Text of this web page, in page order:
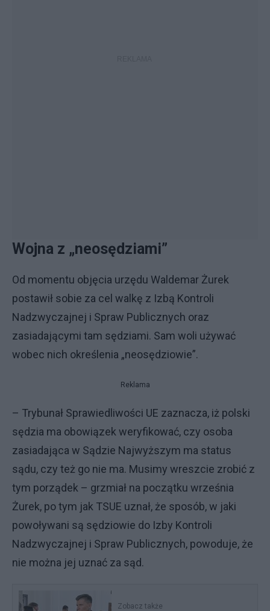
Wojna z „neosędziami”
Od momentu objęcia urzędu Waldemar Żurek
postawił sobie za cel walkę z Izbą Kontroli
Nadzwyczajnej i Spraw Publicznych oraz
zasiadającymi tam sędziami. Sam woli używać
wobec nich określenia „neosędziowie”.
Reklama
– Trybunał Sprawiedliwości UE zaznacza, iż polski
sędzia ma obowiązek weryfikować, czy osoba
zasiadająca w Sądzie Najwyższym ma status
sądu, czy też go nie ma. Musimy wreszcie zrobić z
tym porządek – grzmiał na początku września
Żurek, po tym jak TSUE uznał, że sposób, w jaki
powoływani są sędziowie do Izby Kontroli
Nadzwyczajnej i Spraw Publicznych, powoduje, że
nie można jej uznać za sąd.
Zobacz także